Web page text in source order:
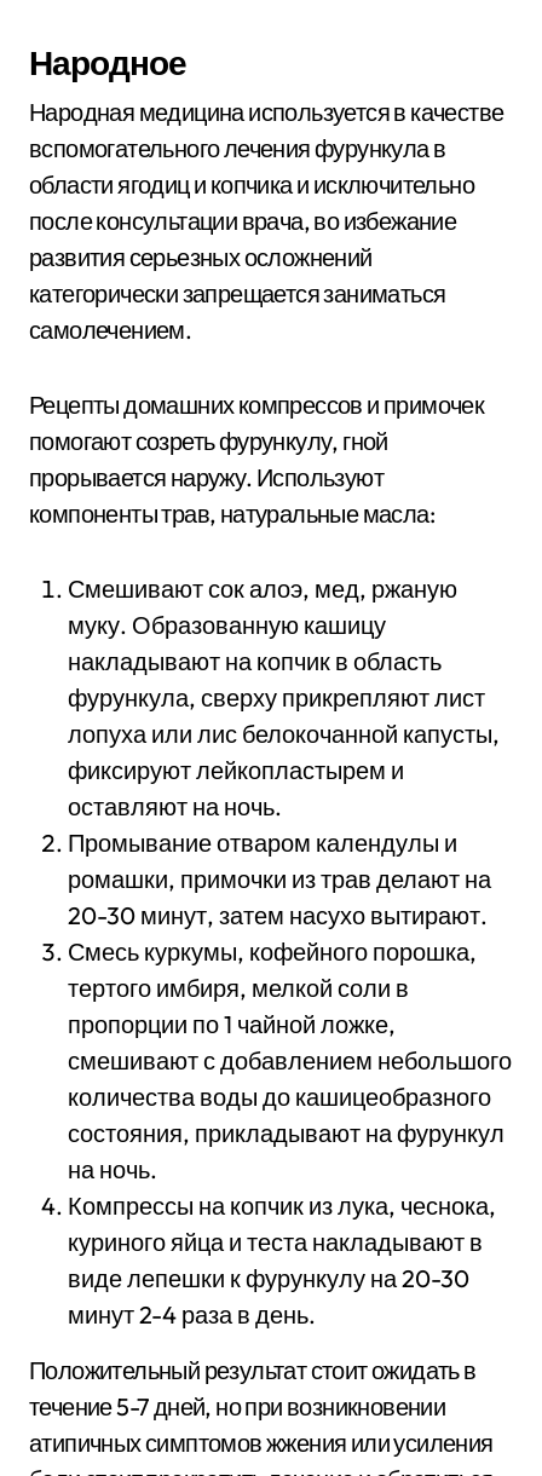
Народное
Народная медицина используется в качестве
вспомогательного лечения фурункула в
области ягодиц и копчика и исключительно
после консультации врача, во избежание
развития серьезных осложнений
категорически запрещается заниматься
самолечением.
Рецепты домашних компрессов и примочек
помогают созреть фурункулу, гной
прорывается наружу. Используют
компоненты трав, натуральные масла:
Смешивают сок алоэ, мед, ржаную
муку. Образованную кашицу
накладывают на копчик в область
фурункула, сверху прикрепляют лист
лопуха или лис белокочанной капусты,
фиксируют лейкопластырем и
оставляют на ночь.
Промывание отваром календулы и
ромашки, примочки из трав делают на
20-30 минут, затем насухо вытирают.
Смесь куркумы, кофейного порошка,
тертого имбиря, мелкой соли в
пропорции по 1 чайной ложке,
смешивают с добавлением небольшого
количества воды до кашицеобразного
состояния, прикладывают на фурункул
на ночь.
Компрессы на копчик из лука, чеснока,
куриного яйца и теста накладывают в
виде лепешки к фурункулу на 20-30
минут 2-4 раза в день.
Положительный результат стоит ожидать в
течение 5-7 дней, но при возникновении
атипичных симптомов жжения или усиления